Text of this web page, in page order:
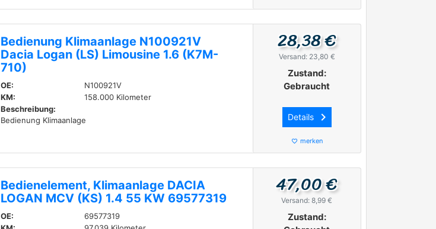
Bedienung Klimaanlage N100921V
Dacia Logan (LS) Limousine 1.6 (K7M-
710)
OE:
N100921V
KM:
158.000 Kilometer
Beschreibung:
Bedienung Klimaanlage
28,38 €
Versand: 23,80 €
Zustand:
Gebraucht
Details keyboard_arrow_right
favorite_border merken
Bedienelement, Klimaanlage DACIA
LOGAN MCV (KS) 1.4 55 KW 69577319
OE:
69577319
47,00 €
Versand: 8,99 €
Zustand: